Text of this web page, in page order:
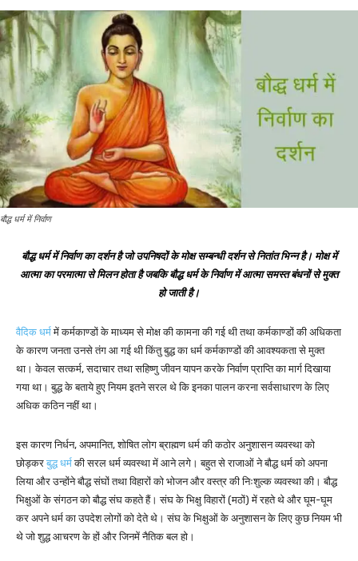
बौद्ध धर्म में निर्वाण
बौद्ध धर्म में निर्वाण का दर्शन है जो उपनिषदों के मोक्ष सम्बन्धी दर्शन से नितांत भिन्न है। मोक्ष में
आत्मा का परमात्मा से मिलन होता है जबकि बौद्ध धर्म के निर्वाण में आत्मा समस्त बंधनों से मुक्त
हो जाती है।
वैदिक धर्ममें कर्मकाण्डों के माध्यम से मोक्ष की कामना की गई थी तथा कर्मकाण्डों की अधिकता
के कारण जनता उनसे तंग आ गई थी किंतु बुद्ध का धर्म कर्मकाण्डों की आवश्यकता से मुक्त
था। केवल सत्कर्म, सदाचार तथा सहिष्णु जीवन यापन करके निर्वाण प्राप्ति का मार्ग दिखाया
गया था। बुद्ध के बताये हुए नियम इतने सरल थे कि इनका पालन करना सर्वसाधारण के लिए
अधिक कठिन नहीं था।
इस कारण निर्धन, अपमानित, शोषित लोग ब्राह्मण धर्म की कठोर अनुशासन व्यवस्था को
छोड़कर बुद्ध धर्मकी सरल धर्म व्यवस्था में आने लगे। बहुत से राजाओं ने बौद्ध धर्म को अपना
लिया और उन्होंने बौद्ध संघों तथा विहारों को भोजन और वस्त्र की निःशुल्क व्यवस्था की। बौद्ध
भिक्षुओं के संगठन को बौद्ध संघ कहते हैं। संघ के भिक्षु विहारों (मठों) में रहते थे और घूम-घूम
कर अपने धर्म का उपदेश लोगों को देते थे। संघ के भिक्षुओं के अनुशासन के लिए कुछ नियम भी
थे जो शुद्ध आचरण के हों और जिनमें नैतिक बल हो।